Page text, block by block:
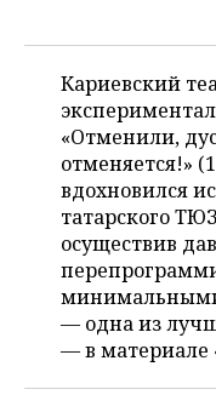
ONLINE-
ОТКРЫТАЯ
ХОККЕЙ
БАСКЕТБОЛ
ВОЛЕЙБОЛ
КИБЕРСПОРТ
ФИГУРНОЕ
ВОДНЫЕ ВИДЫ
ХОККЕЙ С МЯЧОМ
ВЛАСТЬ
ИНФРАСТРУКТУРА
ИСТОРИЯ
КУЛЬТУРА
МЕДИЦИНА
ОБРАЗОВАНИЕ
ПРОИСШЕСТВИЯ
СЮЖЕТЫ
СПРАВОЧНИК
СПИСОК ПЕРСОН
СПИСОК
ПОЛНАЯ ВЕРСИЯ
Кариевский
«Отменили,
отменяется!»
вдохновился
татарского
осуществив
минимальными
— одна из
— в материале